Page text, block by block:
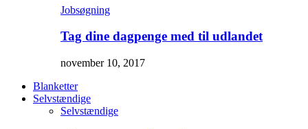
Jobsøgning
Tag dine dagpenge med til udlandet
november 10, 2017
Blanketter
Selvstændige
Selvstændige